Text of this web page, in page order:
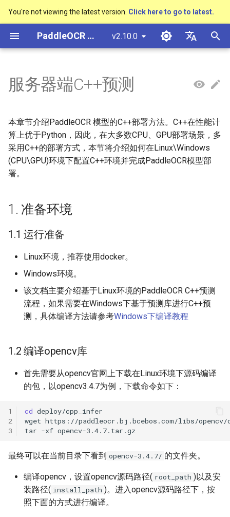
You're not viewing the latest version. Click here to go to latest.
PaddleOCR ドキュメント v2.10.0
Pу́сский язы́к
हिन्दी
한국인
検
索
初
化
快速开始 支持硬件列表
基于C++预测引擎推理
Visual Studio 2019
Community CMake 编译指南
服务化部署
Jetson部署
端侧部署
网页前端部署
云上飞桨部署工具
Benchmark
快速开始
快速安装
效果展示
运行环境
文本检测
文本识别
文本方向分类器
模型裁剪
知识蒸馏
博客
PP-OCRv4技术报告
paddleocr package使用说
多语言模型
项目克隆
配置文件内容与生成
版面分析
表格识别
版面恢复
关键信息提取
1.1 运行准备
1.2 编译opencv库
1.3 下载或者编译Paddle预
测库
1.3.2 预测库源码编译
2. 开始运行
2.1 准备模型
测demo
2.3 运行demo
1. 检测+分类+识别
2. 检测+识别
4. 分类+识别
6. 分类
7. 版面分析+表格识别
怎样完成基于图像数据的信息
文本检测算法 EAST
SAST
PSENet
文本识别算法
Rosetta
STAR-Net
RARE
SVTRv2
ViTSTR
VisionLAN
RobustScanner
ParseQ
文本超分辨率算法
Text Telescope
公式识别算法
LaTeX-OCR
UniMERNet
PP-FormulaNet
TableSLANet
LayoutLM
SDMGR
使用PaddleOCR架构添加新算
通用
制造
液晶屏读数识别
包装生产日期
PCB文字识别
金融
增值税发票
印章检测与识别
通用卡证识别
交通
其它数据标注工具
其它数据合成工具
手写中文OCR数据集
垂类多语言OCR数据集
版面分析数据集
表格识别数据集
附录
服务器端C++预测
本章节介绍PaddleOCR 模型的C++部署方法。C++在性能计
算上优于Python，因此，在大多数CPU、GPU部署场景，多
采用C++的部署方式，本节将介绍如何在Linux\Windows
(CPU\GPU)环境下配置C++环境并完成PaddleOCR模型部
署。
1. 准备环境
1.1 运行准备
Linux环境，推荐使用docker。
Windows环境。
该文档主要介绍基于Linux环境的PaddleOCR C++预测
流程，如果需要在Windows下基于预测库进行C++预
测，具体编译方法请参考Windows下编译教程
1.2 编译opencv库
首先需要从opencv官网上下载在Linux环境下源码编译
的包，以opencv3.4.7为例，下载命令如下：
1
2
3
cd
wget
tar -xf
最终可以在当前目录下看到 opencv-3.4.7/ 的文件夹。
编译opencv，设置opencv源码路径( root_path )以及安
装路径( install_path )。进入opencv源码路径下，按
照下面的方式进行编译。